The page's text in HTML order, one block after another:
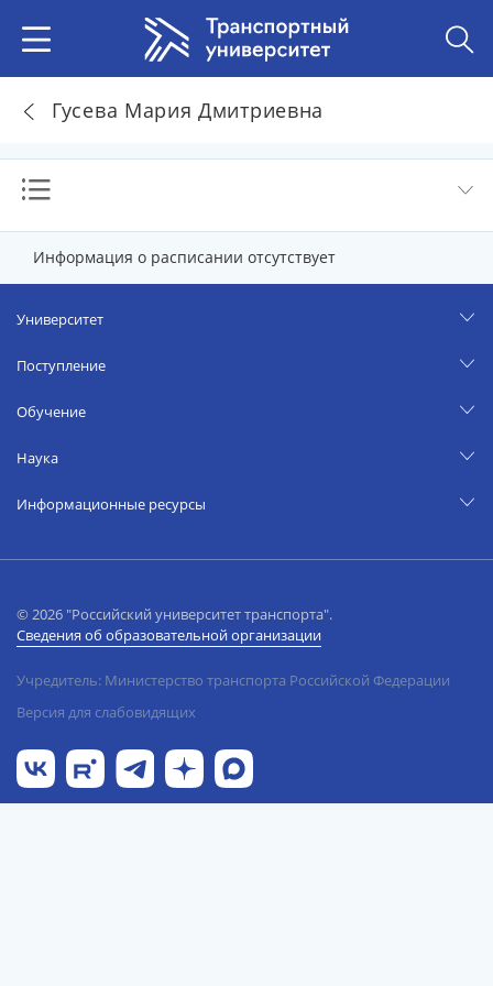
Гусева Мария Дмитриевна
Информация о расписании отсутствует
Университет
Поступление
Обучение
Наука
Информационные ресурсы
© 2026 "Российский университет транспорта".
Сведения об образовательной организации
Учредитель: Министерство транспорта Российской Федерации
Версия для слабовидящих